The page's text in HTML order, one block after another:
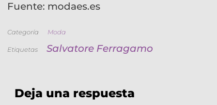
Fuente: modaes.es
Categoría Moda
Etiquetas Salvatore Ferragamo
Deja una respuesta